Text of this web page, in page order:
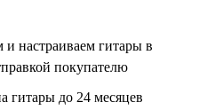
и настраиваем гитары в
покупателю
гитары до 24 месяцев